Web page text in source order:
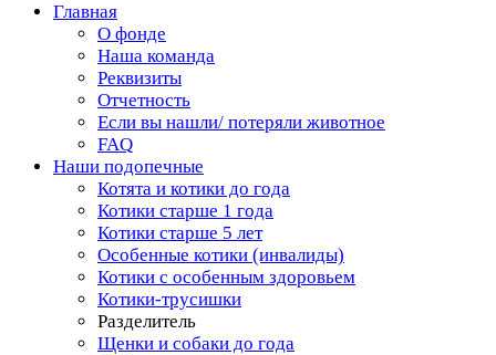
Главная
О фонде
Наша команда
Реквизиты
Отчетность
Если вы нашли/ потеряли животное
FAQ
Наши подопечные
Котята и котики до года
Котики старше 1 года
Котики старше 5 лет
Особенные котики (инвалиды)
Котики с особенным здоровьем
Котики-трусишки
Разделитель
Щенки и собаки до года